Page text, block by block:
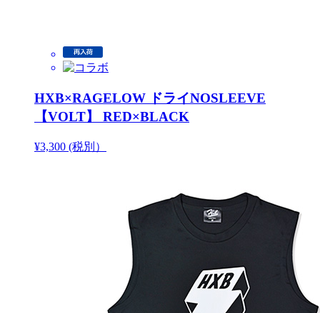
HXB×RAGELOW ドライNOSLEEVE
【VOLT】 RED×BLACK
¥3,300 (税別）